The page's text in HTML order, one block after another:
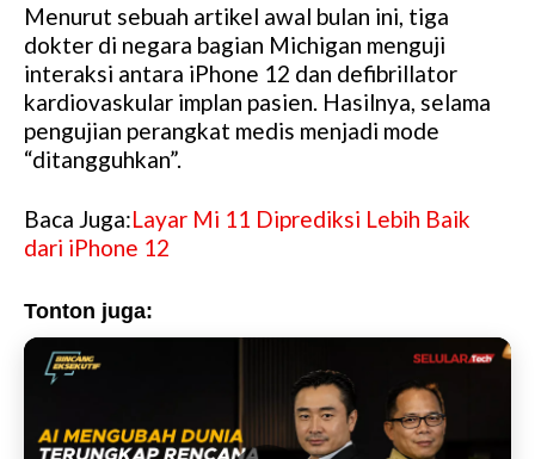
Menurut sebuah artikel awal bulan ini, tiga
dokter di negara bagian Michigan menguji
interaksi antara iPhone 12 dan defibrillator
kardiovaskular implan pasien. Hasilnya, selama
pengujian perangkat medis menjadi mode
“ditangguhkan”.
Baca Juga:Layar Mi 11 Diprediksi Lebih Baik
dari iPhone 12
Tonton juga: